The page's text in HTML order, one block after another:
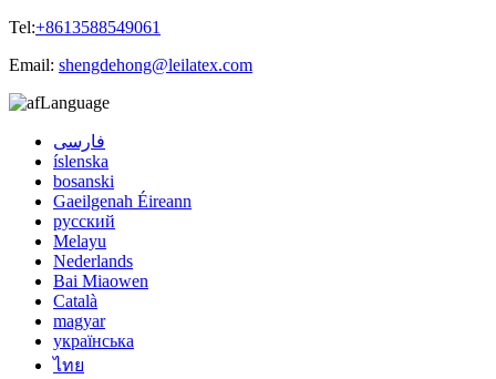
Tel:+8613588549061
Email: shengdehong@leilatex.com
Language
فارسی
íslenska
bosanski
Gaeilgenah Éireann
русский
Melayu
Nederlands
Bai Miaowen
Català
magyar
українська
ไทย